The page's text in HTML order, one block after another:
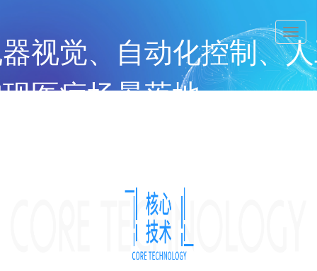
视觉、自动化控制、
医疗场景落地